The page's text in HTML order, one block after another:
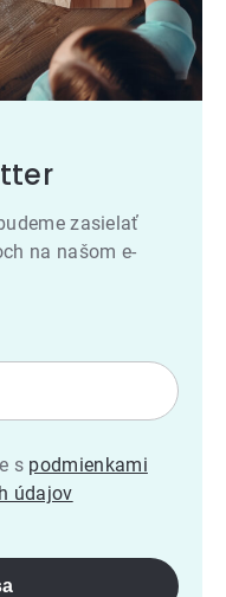
zasielať
na našom e-
s podmienkami
údajov